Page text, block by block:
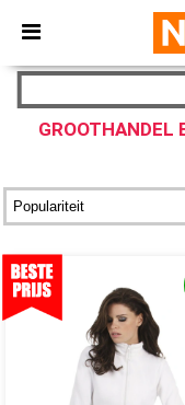
× Ntextil-app
Betere prijzen
GROOTHANDEL